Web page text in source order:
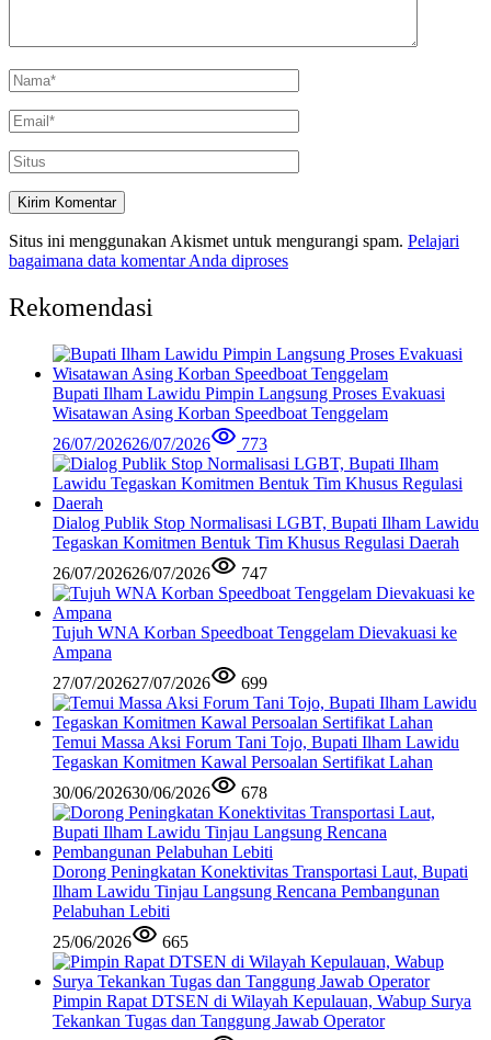
Situs ini menggunakan Akismet untuk mengurangi spam. Pelajari
bagaimana data komentar Anda diproses
Rekomendasi
Bupati Ilham Lawidu Pimpin Langsung Proses Evakuasi
Wisatawan Asing Korban Speedboat Tenggelam
26/07/202626/07/2026 773
Dialog Publik Stop Normalisasi LGBT, Bupati Ilham Lawidu
Tegaskan Komitmen Bentuk Tim Khusus Regulasi Daerah
26/07/202626/07/2026 747
Tujuh WNA Korban Speedboat Tenggelam Dievakuasi ke
Ampana
27/07/202627/07/2026 699
Temui Massa Aksi Forum Tani Tojo, Bupati Ilham Lawidu
Tegaskan Komitmen Kawal Persoalan Sertifikat Lahan
30/06/202630/06/2026 678
Dorong Peningkatan Konektivitas Transportasi Laut, Bupati
Ilham Lawidu Tinjau Langsung Rencana Pembangunan
Pelabuhan Lebiti
25/06/2026
665
Pimpin Rapat DTSEN di Wilayah Kepulauan, Wabup Surya
Tekankan Tugas dan Tanggung Jawab Operator